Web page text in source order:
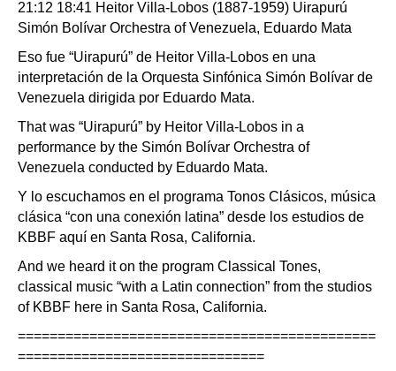
21:12 18:41 Heitor Villa-Lobos (1887-1959) Uirapurú
Simón Bolívar Orchestra of Venezuela, Eduardo Mata
Eso fue “Uirapurú” de Heitor Villa-Lobos en una
interpretación de la Orquesta Sinfónica Simón Bolívar de
Venezuela dirigida por Eduardo Mata.
That was “Uirapurú” by Heitor Villa-Lobos in a
performance by the Simón Bolívar Orchestra of
Venezuela conducted by Eduardo Mata.
Y lo escuchamos en el programa Tonos Clásicos, música
clásica “con una conexión latina” desde los estudios de
KBBF aquí en Santa Rosa, California.
And we heard it on the program Classical Tones,
classical music “with a Latin connection” from the studios
of KBBF here in Santa Rosa, California.
=============================================
===============================